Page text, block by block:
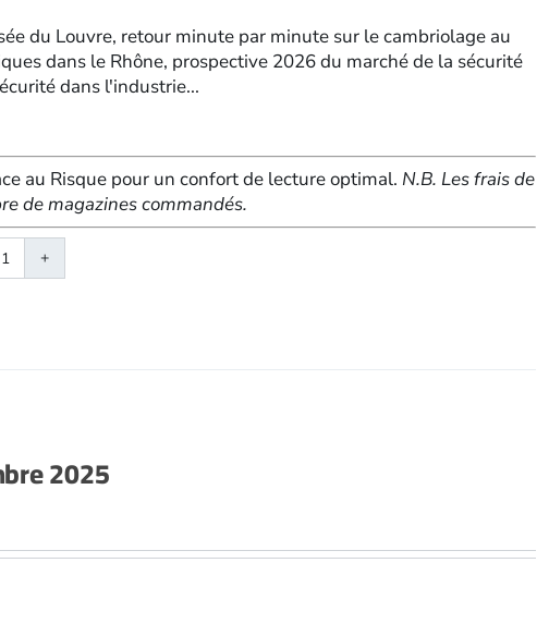
du Louvre, retour minute par minute sur le cambriolage au
dans le Rhône, prospective 2026 du marché de la sécurité
dans l'industrie...
au Risque pour un confort de lecture optimal. N.B. Les frais de
de magazines commandés.
quantité
-
2026
2025